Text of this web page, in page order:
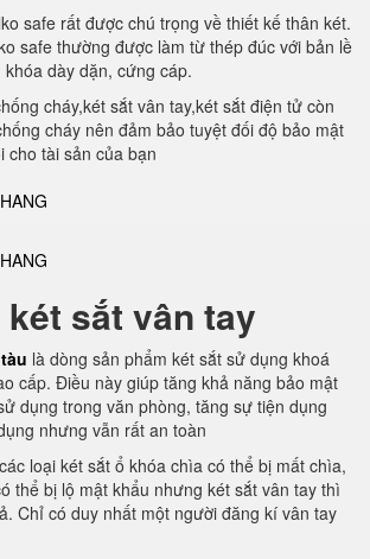
safe rất được chú trọng về thiết kế thân két.
safe thường được làm từ thép đúc với bản lề
dày dặn, cứng cáp.
cháy,két sắt vân tay,két sắt điện tử còn
cháy nên đảm bảo tuyệt đối độ bảo mật
cho tài sản của bạn
sắt vân tay
là dòng sản phẩm két sắt sử dụng khoá
cấp. Điều này giúp tăng khả năng bảo mật
dụng trong văn phòng, tăng sự tiện dụng
nhưng vẫn rất an toàn
loại két sắt ổ khóa chìa có thể bị mất chìa,
thể bị lộ mật khẩu nhưng két sắt vân tay thì
Chỉ có duy nhất một người đăng kí vân tay